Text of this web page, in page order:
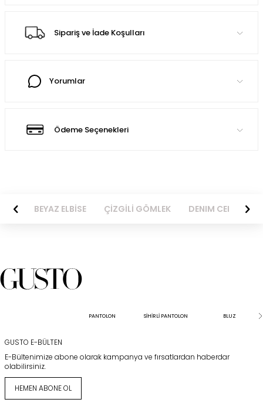
Sipariş ve İade Koşulları
Yorumlar
Ödeme Seçenekleri
BEYAZ ELBİSE ÇİZGİLİ GÖMLEK DENIM CEKET
PANTOLON SİHİRLİ PANTOLON BLUZ
GUSTO E-BÜLTEN
E-Bültenimize abone olarak kampanya ve fırsatlardan haberdar
olabilirsiniz.
HEMEN ABONE OL